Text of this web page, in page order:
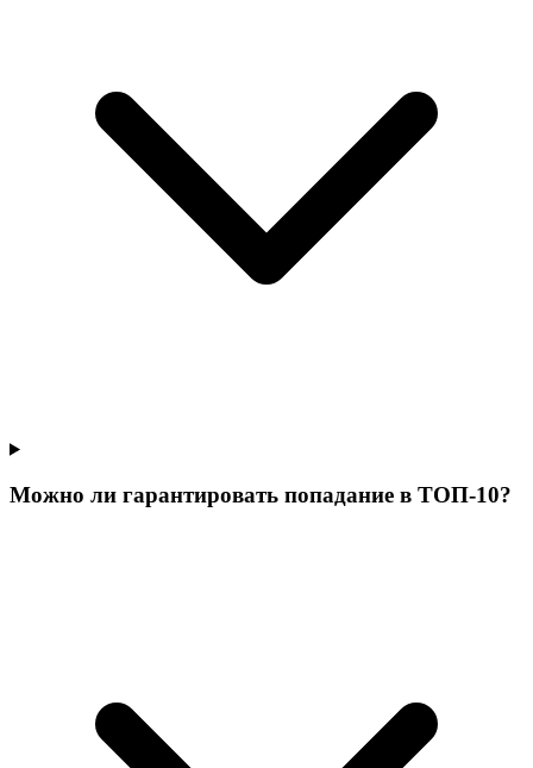
Можно ли гарантировать попадание в ТОП-10?